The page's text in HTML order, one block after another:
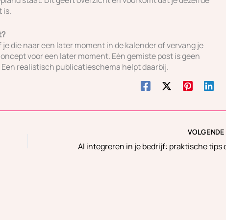
is.
die naar een later moment in de kalender of vervang je
voor een later moment. Eén gemiste post is geen
realistisch publicatieschema helpt daarbij.
VOLGENDE